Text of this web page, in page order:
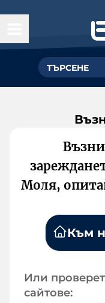
Моля,
Към
Или
сайтове: